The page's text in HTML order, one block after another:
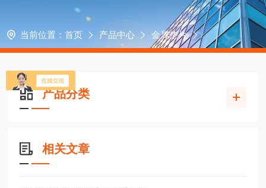
当前位置： 首页 产品中心 金属垫片
产品分类
相关文章